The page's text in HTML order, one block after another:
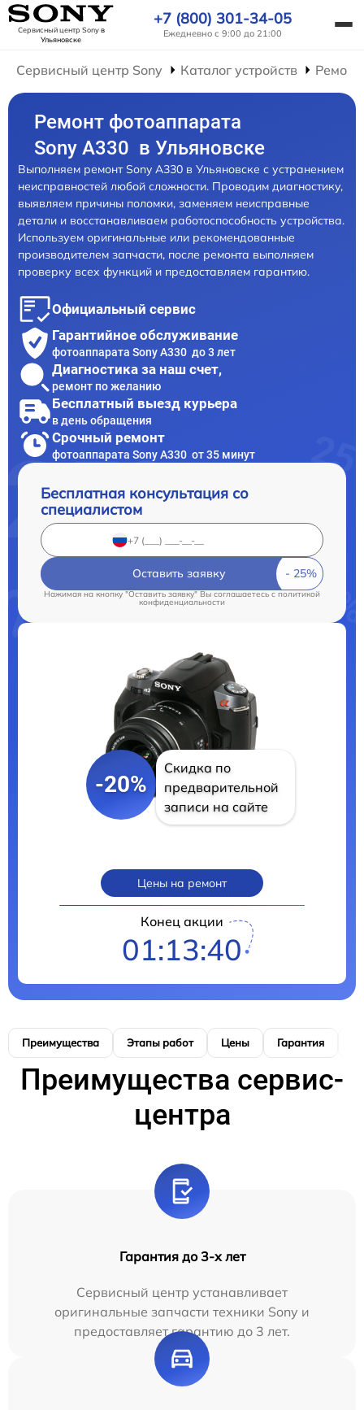
Сервисный центр Sonyв
Ульяновске
+7 (800) 301-34-05
Ежедневно с 9:00 до 21:00
Сервисный центр Sony Каталог устройств
Ремонт фотоаппарата
Sony A330 в Ульяновске
Выполняем ремонт Sony A330 в Ульяновске с устранением
неисправностей любой сложности. Проводим диагностику,
выявляем причины поломки, заменяем неисправные
детали и восстанавливаем работоспособность устройства.
Используем оригинальные или рекомендованные
производителем запчасти, после ремонта выполняем
проверку всех функций и предоставляем гарантию.
Официальный сервис
Гарантийное обслуживание
фотоаппарата Sony A330 до 3 лет
Диагностика за наш счет,
ремонт по желанию
Бесплатный выезд курьера
в день обращения
Срочный ремонт
фотоаппарата Sony A330 от 35 минут
Бесплатная консультация со
специалистом
Оставить заявку
Нажимая на кнопку "Оставить заявку" Вы соглашаетесь c политикой
конфиденциальности
-20%
Скидка по
предварительной
записи на сайте
Цены на ремонт
Конец акции
01:13:39
Преимущества Этапы работ Цены Гарантия
Преимущества сервис-
центра
Гарантия до 3-х лет
Сервисный центр устанавливает
оригинальные запчасти техники Sony и
предоставляет гарантию до 3 лет.